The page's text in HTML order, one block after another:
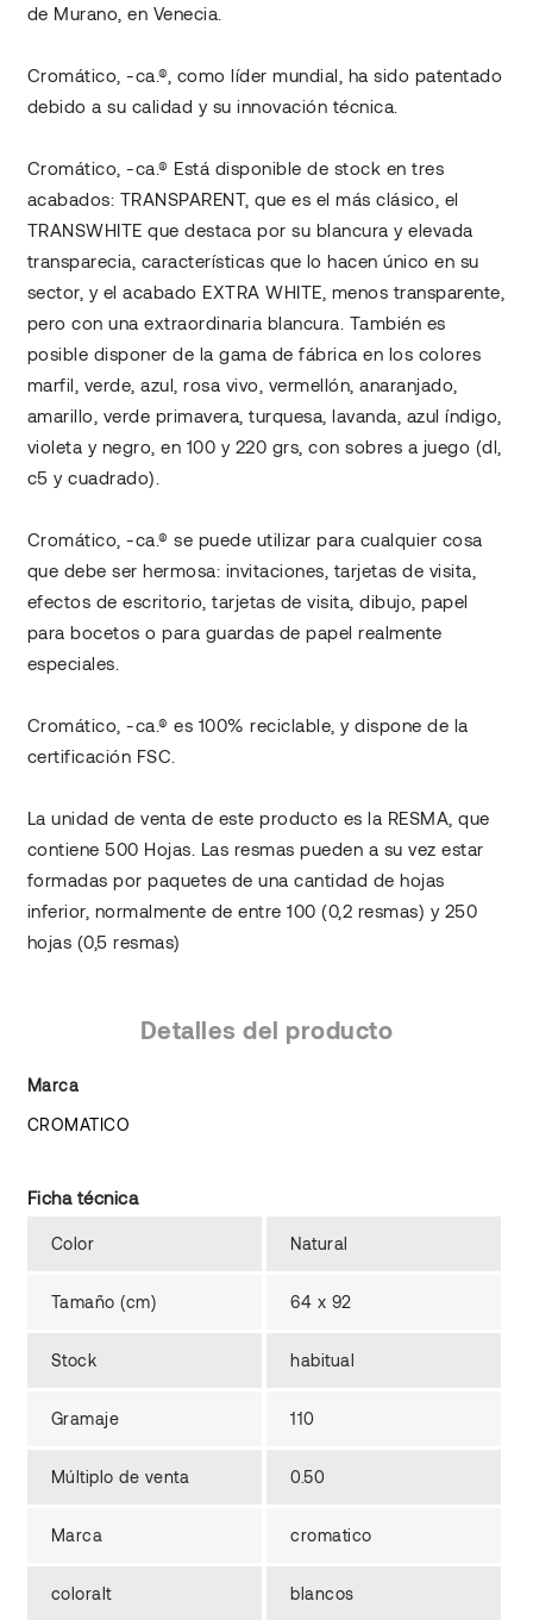
de Murano, en Venecia.
Cromático, -ca.®, como líder mundial, ha sido patentado
debido a su calidad y su innovación técnica.
Cromático, -ca.® Está disponible de stock en tres
acabados: TRANSPARENT, que es el más clásico, el
TRANSWHITE que destaca por su blancura y elevada
transparecia, características que lo hacen único en su
sector, y el acabado EXTRA WHITE, menos transparente,
pero con una extraordinaria blancura. También es
posible disponer de la gama de fábrica en los colores
marfil, verde, azul, rosa vivo, vermellón, anaranjado,
amarillo, verde primavera, turquesa, lavanda, azul índigo,
violeta y negro, en 100 y 220 grs, con sobres a juego (dl,
c5 y cuadrado).
Cromático, -ca.® se puede utilizar para cualquier cosa
que debe ser hermosa: invitaciones, tarjetas de visita,
efectos de escritorio, tarjetas de visita, dibujo, papel
para bocetos o para guardas de papel realmente
especiales.
Cromático, -ca.® es 100% reciclable, y dispone de la
certificación FSC.
La unidad de venta de este producto es la RESMA, que
contiene 500 Hojas. Las resmas pueden a su vez estar
formadas por paquetes de una cantidad de hojas
inferior, normalmente de entre 100 (0,2 resmas) y 250
hojas (0,5 resmas)
Detalles del producto
Marca
CROMATICO
Ficha técnica
Color Natural
Tamaño (cm) 64 x 92
Stock habitual
Gramaje 110
Múltiplo de venta 0.50
Marca cromatico
coloralt blancos